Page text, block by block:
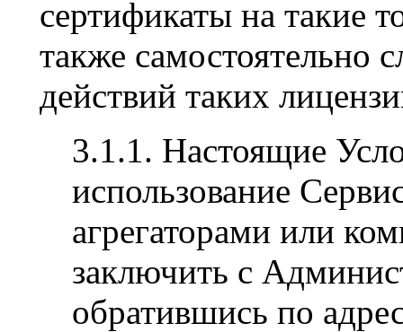
сертификаты на такие
также самостоятельно
действий таких
3.1.1. Настоящие
использование
агрегаторами или
заключить с
обратившись по